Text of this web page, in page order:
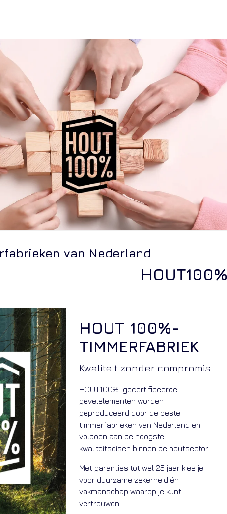
van Nederland
HOUT100%
HOUT 100%-
TIMMERFABRIEK
Kwaliteit zonder compromis.
HOUT100%-gecertificeerde
gevelelementen worden
geproduceerd door de beste
timmerfabrieken van Nederland en
voldoen aan de hoogste
kwaliteitseisen binnen de houtsector.
Met garanties tot wel 25 jaar kies je
voor duurzame zekerheid én
vakmanschap waarop je kunt
vertrouwen.